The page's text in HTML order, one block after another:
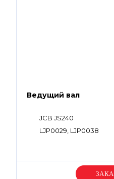
Ведущий вал
JCB JS240
LJP0029, LJP0038